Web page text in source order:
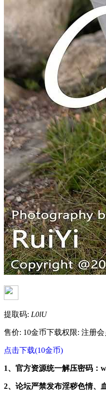
提取码: L0lU
售价: 10金币下载权限: 注册会
点击下载(10金币)
1、官方资源统一解压密码：
2、论坛严禁发布淫秽色情、